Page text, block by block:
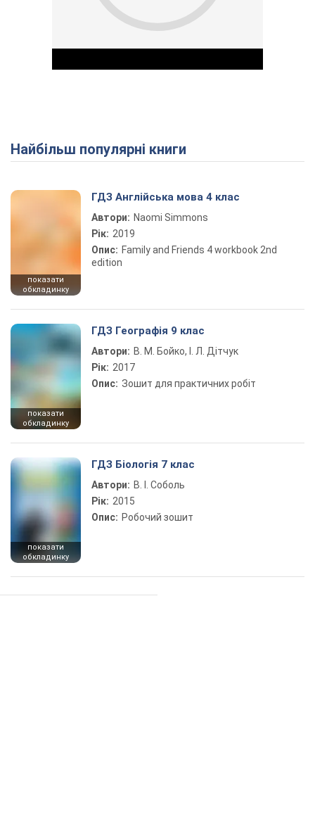
Play Video
Найбільш популярні книги
показати
обкладинку
ГДЗ Англійська мова 4 клас
Автори: Naomi Simmons
Рік: 2019
Опис: Family and Friends 4 workbook 2nd
edition
показати
обкладинку
ГДЗ Географія 9 клас
Автори: В. М. Бойко, І. Л. Дітчук
Рік: 2017
Опис: Зошит для практичних робіт
показати
обкладинку
ГДЗ Біологія 7 клас
Автори: В. І. Соболь
Рік: 2015
Опис: Робочий зошит